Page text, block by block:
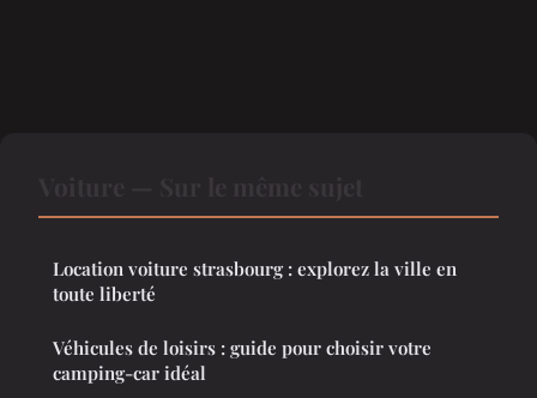
Location voiture strasbourg : explorez la ville en
toute liberté
Véhicules de loisirs : guide pour choisir votre
camping-car idéal